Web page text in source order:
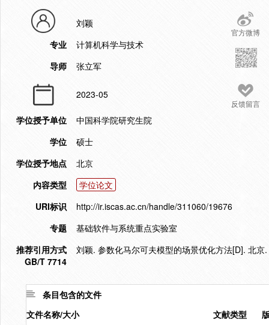
官方微博
反馈留言
刘颖
专业
计算机科学与技术
导师
张立军
2023-05
学位授予单位
中国科学院研究生院
学位
硕士
学位授予地点
北京
内容类型
学位论文
URI标识
http://ir.iscas.ac.cn/handle/311060/19676
专题
基础软件与系统重点实验室
推荐引用方式
GB/T 7714
刘颖. 参数化马尔可夫模型的场景优化方法[D]. 北
条目包含的文件
文件名称/大小
文献类型